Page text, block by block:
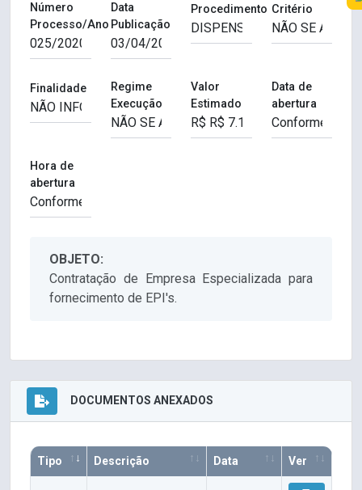
Número
Processo/Ano
Data
Publicação
Procedimento Critério
Finalidade
Regime
Execução
Valor
Estimado
Data de
abertura
Hora de
abertura
OBJETO:
Contratação de Empresa Especializada para
fornecimento de EPI's.
DOCUMENTOS ANEXADOS
Tipo Descrição Data Ver